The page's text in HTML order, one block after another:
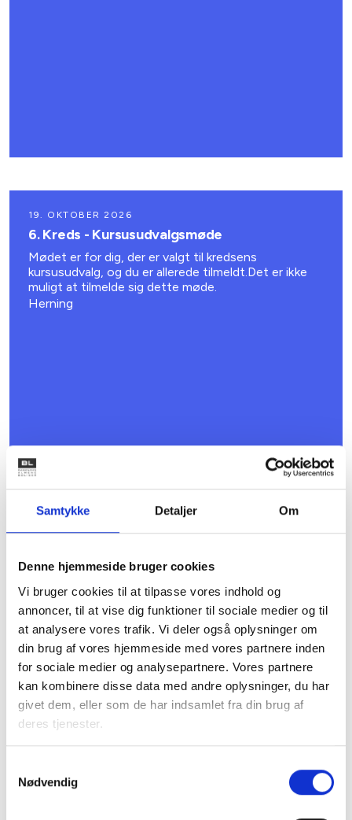
Samtykke Detaljer Om
Denne hjemmeside bruger cookies
Vi bruger cookies til at tilpasse vores indhold og
annoncer, til at vise dig funktioner til sociale medier og til
at analysere vores trafik. Vi deler også oplysninger om
din brug af vores hjemmeside med vores partnere inden
for sociale medier og analysepartnere. Vores partnere
kan kombinere disse data med andre oplysninger, du har
givet dem, eller som de har indsamlet fra din brug af
deres tjenester.
Nødvendig
19. OKTOBER 2026
6. Kreds - Kursusudvalgsmøde
Mødet er for dig, der er valgt til kredsens
kursusudvalg, og du er allerede tilmeldt.Det er ikke
muligt at tilmelde sig dette møde.
Herning
4., 6. og 10. kreds - Fælles forretningsfører og
Forretningsførere og direktører i 4., 6. og 10. kreds
er inviteret til et fællesmøde hos Aars Boligforening.
Grenaa
Gratis